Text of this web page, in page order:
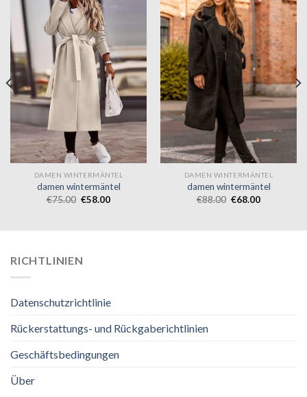
DAMEN WINTERMÄNTEL
damen wintermäntel
€75.00 €58.00
DAMEN WINTERMÄNTEL
damen wintermäntel
€88.00 €68.00
RICHTLINIEN
Datenschutzrichtlinie
Rückerstattungs- und Rückgaberichtlinien
Geschäftsbedingungen
Über